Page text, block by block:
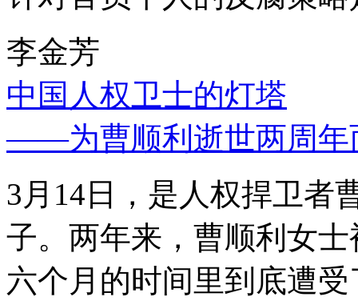
李金芳
中国人权卫士的灯塔
——为曹顺利逝世两周年
3月14日，是人权捍卫者
子。两年来，曹顺利女
六个月的时间里到底遭